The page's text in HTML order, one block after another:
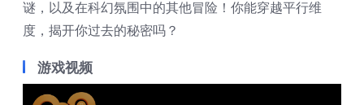
谜，以及在科幻氛围中的其他冒险！你能穿越平行维
度，揭开你过去的秘密吗？
游戏视频